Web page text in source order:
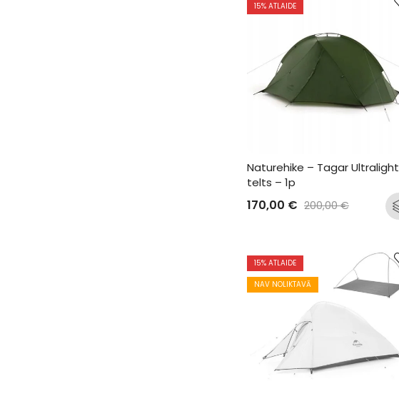
15% ATLAIDE
Naturehike – Tagar Ultralight
telts – 1p
170,00 € 200,00€
15% ATLAIDE
NAV NOLIKTAVĀ